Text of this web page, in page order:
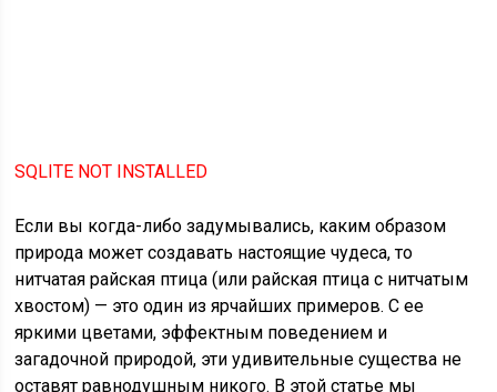
SQLITE NOT INSTALLED
Если вы когда-либо задумывались, каким образом
природа может создавать настоящие чудеса, то
нитчатая райская птица (или райская птица с нитчатым
хвостом) — это один из ярчайших примеров. С ее
яркими цветами, эффектным поведением и
загадочной природой, эти удивительные существа не
оставят равнодушным никого. В этой статье мы